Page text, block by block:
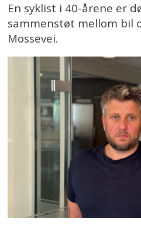
En syklist i 40-årene er
sammenstøt mellom bil
Mossevei.